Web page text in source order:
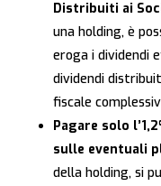
Distribuiti ai
una holding, è
eroga i dividendi
dividendi
fiscale
Pagare solo
sulle eventuali
della holding, si